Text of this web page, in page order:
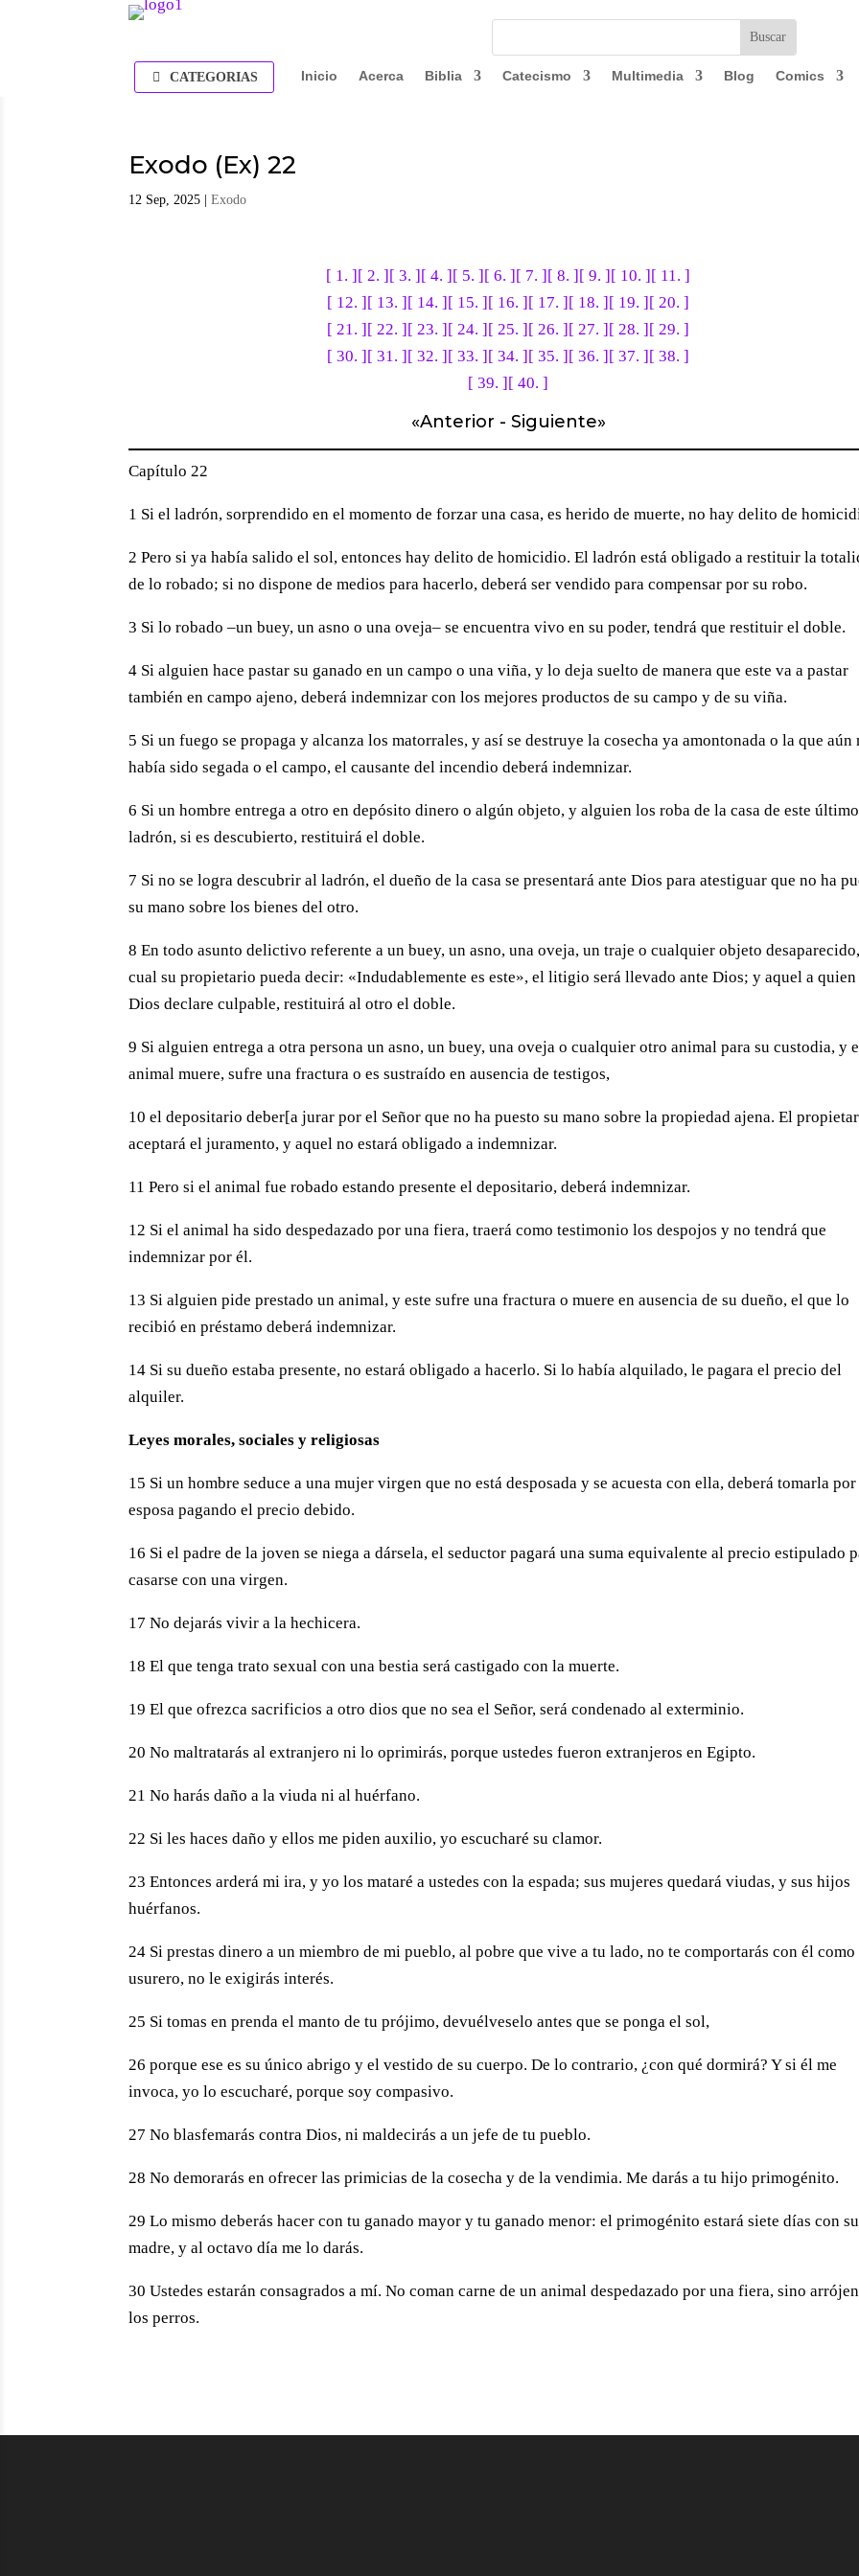
CATEGORIAS Inicio Acerca Biblia Catecismo Multimedia Blog Comics
Exodo (Ex) 22
12 Sep, 2025 |Exodo
[ 1. ] [ 2. ] [ 3. ] [ 4. ] [ 5. ] [ 6. ] [ 7. ] [ 8. ] [ 9. ] [ 10. ] [ 11. ]
[ 12. ] [ 13. ] [ 14. ] [ 15. ] [ 16. ] [ 17. ] [ 18. ] [ 19. ] [ 20. ]
[ 21. ] [ 22. ] [ 23. ] [ 24. ] [ 25. ] [ 26. ] [ 27. ] [ 28. ] [ 29. ]
[ 30. ] [ 31. ] [ 32. ] [ 33. ] [ 34. ] [ 35. ] [ 36. ] [ 37. ] [ 38. ]
[ 39. ] [ 40. ]
«Anterior - Siguiente»
Capítulo 22
1 Si el ladrón, sorprendido en el momento de forzar una casa, es herido de muerte, no hay delito de
2 Pero si ya había salido el sol, entonces hay delito de homicidio. El ladrón está obligado a restituir la
de lo robado; si no dispone de medios para hacerlo, deberá ser vendido para compensar por su robo.
3 Si lo robado –un buey, un asno o una oveja– se encuentra vivo en su poder, tendrá que restituir el doble.
4 Si alguien hace pastar su ganado en un campo o una viña, y lo deja suelto de manera que este va a pastar
también en campo ajeno, deberá indemnizar con los mejores productos de su campo y de su viña.
5 Si un fuego se propaga y alcanza los matorrales, y así se destruye la cosecha ya amontonada o la que aún
había sido segada o el campo, el causante del incendio deberá indemnizar.
6 Si un hombre entrega a otro en depósito dinero o algún objeto, y alguien los roba de la casa de este
ladrón, si es descubierto, restituirá el doble.
7 Si no se logra descubrir al ladrón, el dueño de la casa se presentará ante Dios para atestiguar que no ha
su mano sobre los bienes del otro.
8 En todo asunto delictivo referente a un buey, un asno, una oveja, un traje o cualquier objeto
cual su propietario pueda decir: «Indudablemente es este», el litigio será llevado ante Dios; y aquel a quien
Dios declare culpable, restituirá al otro el doble.
9 Si alguien entrega a otra persona un asno, un buey, una oveja o cualquier otro animal para su custodia, y
animal muere, sufre una fractura o es sustraído en ausencia de testigos,
10 el depositario deber[a jurar por el Señor que no ha puesto su mano sobre la propiedad ajena. El
aceptará el juramento, y aquel no estará obligado a indemnizar.
11 Pero si el animal fue robado estando presente el depositario, deberá indemnizar.
12 Si el animal ha sido despedazado por una fiera, traerá como testimonio los despojos y no tendrá que
indemnizar por él.
13 Si alguien pide prestado un animal, y este sufre una fractura o muere en ausencia de su dueño, el que lo
recibió en préstamo deberá indemnizar.
14 Si su dueño estaba presente, no estará obligado a hacerlo. Si lo había alquilado, le pagara el precio del
alquiler.
Leyes morales, sociales y religiosas
15 Si un hombre seduce a una mujer virgen que no está desposada y se acuesta con ella, deberá tomarla por
esposa pagando el precio debido.
16 Si el padre de la joven se niega a dársela, el seductor pagará una suma equivalente al precio estipulado
casarse con una virgen.
17 No dejarás vivir a la hechicera.
18 El que tenga trato sexual con una bestia será castigado con la muerte.
19 El que ofrezca sacrificios a otro dios que no sea el Señor, será condenado al exterminio.
20 No maltratarás al extranjero ni lo oprimirás, porque ustedes fueron extranjeros en Egipto.
21 No harás daño a la viuda ni al huérfano.
22 Si les haces daño y ellos me piden auxilio, yo escucharé su clamor.
23 Entonces arderá mi ira, y yo los mataré a ustedes con la espada; sus mujeres quedará viudas, y sus hijos
huérfanos.
24 Si prestas dinero a un miembro de mi pueblo, al pobre que vive a tu lado, no te comportarás con él como
usurero, no le exigirás interés.
25 Si tomas en prenda el manto de tu prójimo, devuélveselo antes que se ponga el sol,
26 porque ese es su único abrigo y el vestido de su cuerpo. De lo contrario, ¿con qué dormirá? Y si él me
invoca, yo lo escucharé, porque soy compasivo.
27 No blasfemarás contra Dios, ni maldecirás a un jefe de tu pueblo.
28 No demorarás en ofrecer las primicias de la cosecha y de la vendimia. Me darás a tu hijo primogénito.
29 Lo mismo deberás hacer con tu ganado mayor y tu ganado menor: el primogénito estará siete días con su
madre, y al octavo día me lo darás.
30 Ustedes estarán consagrados a mí. No coman carne de un animal despedazado por una fiera, sino
los perros.